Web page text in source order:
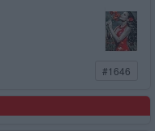
#1646